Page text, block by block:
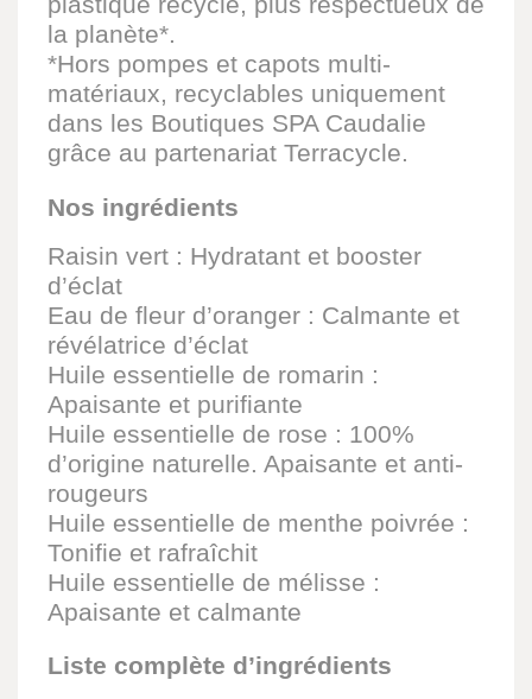
la planète*.
*Hors pompes et capots multi-
matériaux, recyclables uniquement
dans les Boutiques SPA Caudalie
grâce au partenariat Terracycle.
Nos ingrédients
Raisin vert : Hydratant et booster
d’éclat
Eau de fleur d’oranger : Calmante et
révélatrice d’éclat
Huile essentielle de romarin :
Apaisante et purifiante
Huile essentielle de rose : 100%
d’origine naturelle. Apaisante et anti-
rougeurs
Huile essentielle de menthe poivrée :
Tonifie et rafraîchit
Huile essentielle de mélisse :
Apaisante et calmante
Liste complète d’ingrédients